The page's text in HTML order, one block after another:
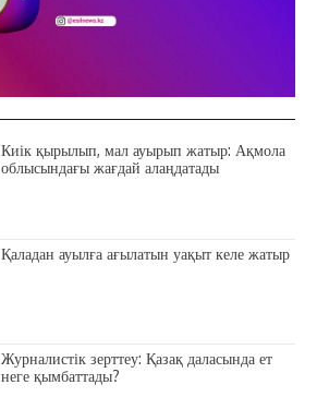
Киік қырылып, мал ауырып жатыр: Ақмола
облысындағы жағдай алаңдатады
Қаладан ауылға ағылатын уақыт келе жатыр
Журналистік зерттеу: Қазақ даласында ет
неге қымбаттады?